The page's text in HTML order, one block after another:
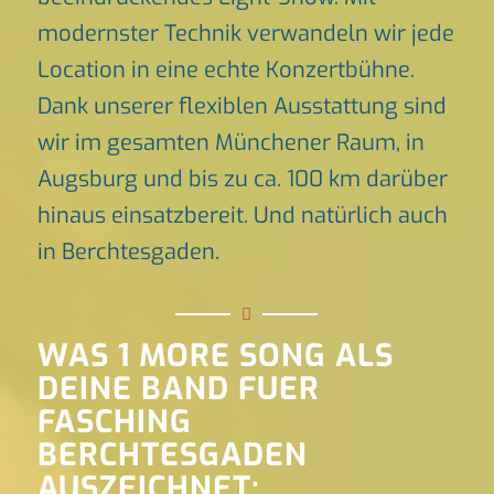
modernster Technik verwandeln wir jede
Location in eine echte Konzertbühne.
Dank unserer flexiblen Ausstattung sind
wir im gesamten Münchener Raum, in
Augsburg und bis zu ca. 100 km darüber
hinaus einsatzbereit. Und natürlich auch
in Berchtesgaden.
WAS 1 MORE SONG ALS
DEINE BAND FUER
FASCHING
BERCHTESGADEN